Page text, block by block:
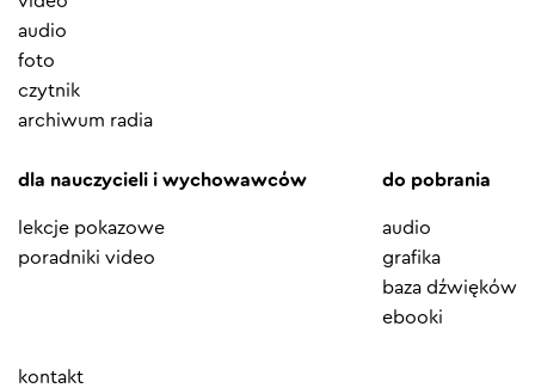
audio
foto
czytnik
archiwum radia
dla nauczycieli i wychowawców
lekcje pokazowe
poradniki video
do pobrania
audio
grafika
baza dźwięków
ebooki
Element
kontakt